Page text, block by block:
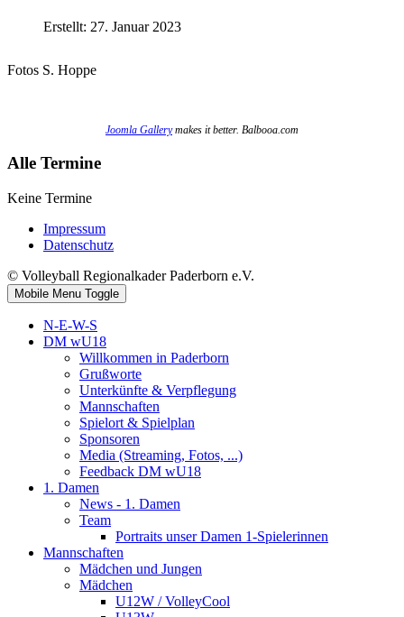
Erstellt: 27. Januar 2023
Fotos S. Hoppe
Joomla Gallerymakes it better. Balbooa.com
Alle Termine
Keine Termine
Impressum
Datenschutz
© Volleyball Regionalkader Paderborn e.V.
Mobile Menu Toggle
N-E-W-S
DM wU18
Willkommen in Paderborn
Grußworte
Unterkünfte & Verpflegung
Mannschaften
Spielort & Spielplan
Sponsoren
Media (Streaming, Fotos, ...)
Feedback DM wU18
1. Damen
News - 1. Damen
Team
Portraits unser Damen 1-Spielerinnen
Mannschaften
Mädchen und Jungen
Mädchen
U12W / VolleyCool